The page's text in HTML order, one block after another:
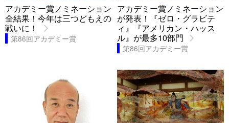
アカデミー賞ノミネーション
全結果！今年は三つどもえの
戦いに！
第86回アカデミー賞
アカデミー賞ノミネーション
が発表！『ゼロ・グラビテ
ィ』『アメリカン・ハッス
ル』が最多10部門
第86回アカデミー賞